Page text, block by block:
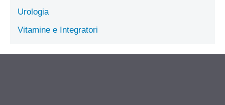
Urologia
Vitamine e Integratori